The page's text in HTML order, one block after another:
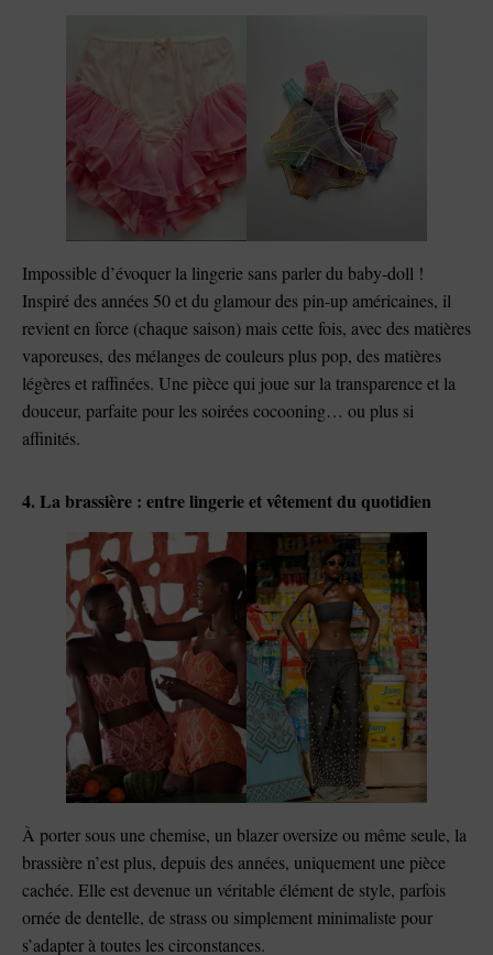
Impossible d’évoquer la lingerie sans parler du baby-doll !
Inspiré des années 50 et du glamour des pin-up américaines, il
revient en force (chaque saison) mais cette fois, avec des matières
vaporeuses, des mélanges de couleurs plus pop, des matières
légères et raffinées. Une pièce qui joue sur la transparence et la
douceur, parfaite pour les soirées cocooning… ou plus si
affinités.
4. La brassière : entre lingerie et vêtement du quotidien
À porter sous une chemise, un blazer oversize ou même seule, la
brassière n’est plus, depuis des années, uniquement une pièce
cachée. Elle est devenue un véritable élément de style, parfois
ornée de dentelle, de strass ou simplement minimaliste pour
s’adapter à toutes les circonstances.